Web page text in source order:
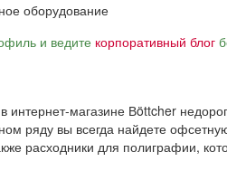
оборудование
и ведите корпоративный блог
магазине Вöttcher
ряду вы всегда найдете
расходники для полиграфии,